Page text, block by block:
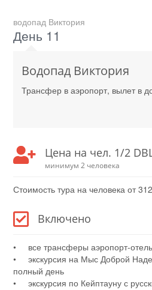
водопад Виктория
День 11
Водопад Виктория
Трансфер в аэропорт, вылет в
Цена на чел. 1/2
минимум 2 человека
Стоимость тура на человека от
Включено
• все трансферы аэропорт-
• экскурсия на Мыс Доброй
полный день
• экскурсия по Кейптауну с